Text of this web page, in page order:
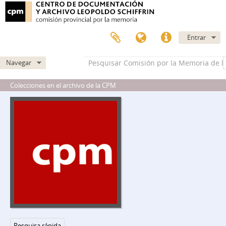
Entrar
Navegar
Colecciones en el archivo de la CPM
DIPPBA - Dirección de Inteligencia de la Policía de la Provincia de Buenos Aires
DCDRA - División Central de Documentación, Registro y Archivo